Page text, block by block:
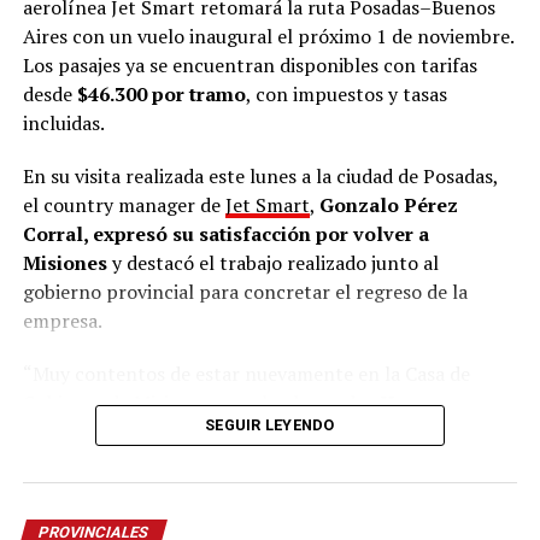
Puente Quemado II
Seguidamente,refirió aldesalojoque sufrió la
comunidad mbya Puente Quemado II el 28 de julio
Senay que -a 48 horas de su aplicación- fue suspendido
por la Fiscalía de Instrucción de Puerto Rico,
encabezada porHéctor Simón.
“Esta unidad es indispensablemente importantísima y
me siento orgulloso de ser parte. Somos nosotros los
nuestra tierra que tanto queremos. Nuestros ancestros
la han defendido antiguamente de los extranjeros para
Puente Quemado II sea devuelto
aerolínea Jet Smart retomará la ruta Posadas–Buenos
Aires con un vuelo inaugural el próximo 1 de noviembre.
Los pasajes ya se encuentran disponibles con tarifas
desde $46.300 por tramo, con impuestos y tasas
incluidas.
En su visita realizada este lunes a la ciudad de Posadas,
el country manager deJet Smart, Gonzalo Pérez
Corral, expresó su satisfacción por volver a
Misionesy destacó el trabajo realizado junto al
gobierno provincial para concretar el regreso de la
empresa.
Gobierno de Misiones con el gobernadorHugo
y el ministro de Turismo
venta de los vuelos que van a conectar Buenos Aires
con Posadas a partir del 1 de noviembre
SEGUIR LEYENDO
PROVINCIALES